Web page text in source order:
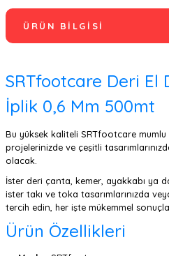
ÜRÜN BILGISI
SRTfootcare Deri El
İplik 0,6 Mm 500mt
Bu yüksek kaliteli SRTfootcare
projelerinizde ve çeşitli
olacak.
İster deri çanta, kemer, ayakkabı ya
ister takı ve toka tasarımlarınızda
tercih edin, her işte mükemmel
Ürün Özellikleri